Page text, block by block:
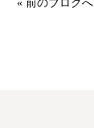
« 前のブログへ